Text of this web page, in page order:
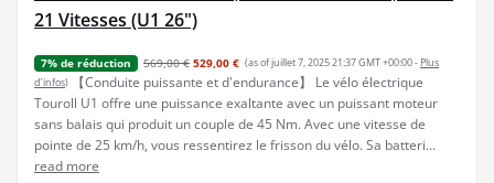
21 Vitesses (U1 26")
7% de réduction 569,00 € 529,00 € (as of juillet 7, 2025 21:37 GMT +00:00 - Plus
d’infos)
【Conduite puissante et d'endurance】 Le vélo électrique
Touroll U1 offre une puissance exaltante avec un puissant moteur
sans balais qui produit un couple de 45 Nm. Avec une vitesse de
pointe de 25 km/h, vous ressentirez le frisson du vélo. Sa batteri...
read more